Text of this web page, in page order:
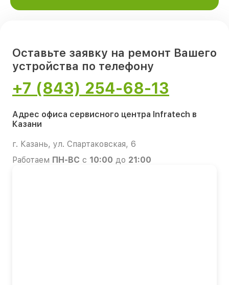
Оставьте заявку на ремонт Вашего
устройства по телефону
+7 (843) 254-68-13
Адрес офиса сервисного центра Infratech в
Казани
г. Казань, ул. Спартаковская, 6
Работаем ПН-ВС с 10:00 до 21:00